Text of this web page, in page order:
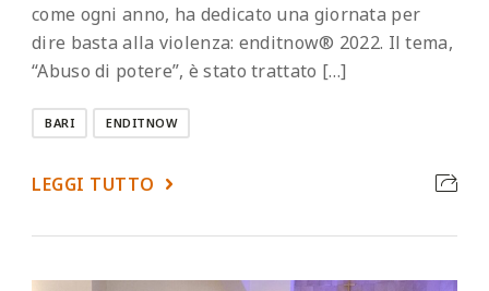
come ogni anno, ha dedicato una giornata per
dire basta alla violenza: enditnow® 2022. Il tema,
“Abuso di potere”, è stato trattato […]
BARI ENDITNOW
LEGGI TUTTO